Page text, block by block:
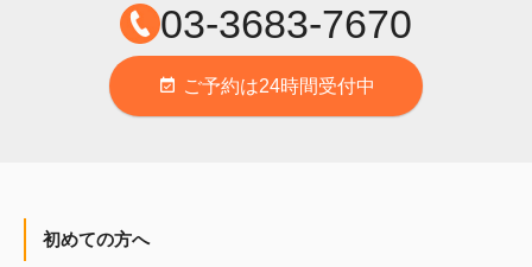
03-3683-7670
event_available ご予約は24時間受付中
初めての方へ